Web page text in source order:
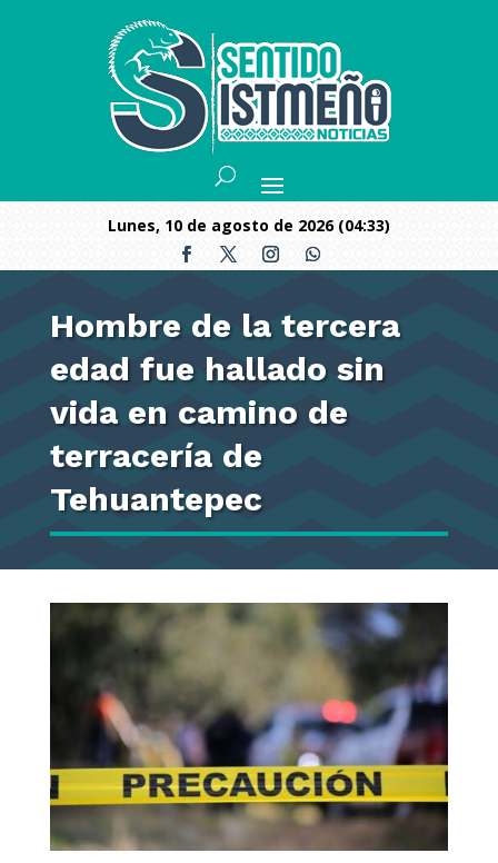
lunes, 10 de agosto de 2026 (04:33)
Hombre de la tercera
edad fue hallado sin
vida en camino de
terracería de
Tehuantepec